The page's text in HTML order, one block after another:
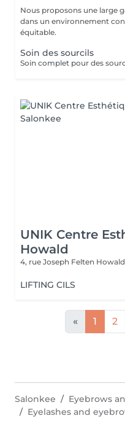
Nous proposons une large
dans un environnement
équitable.
Soin des sourcils
Soin complet pour des
UNIK Centre
Howald
4, rue Joseph Felten
LIFTING CILS
« 1 2
Salonkee Eyebrows
Eyelashes and